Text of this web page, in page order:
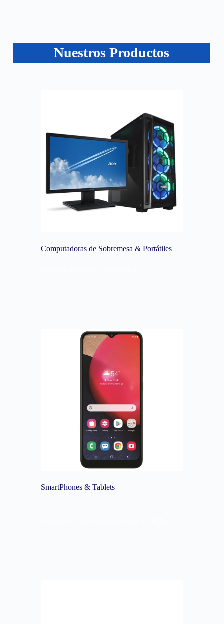
Nuestros Productos
Computadoras de Sobremesa & Portátiles
SmartPhones & Tablets